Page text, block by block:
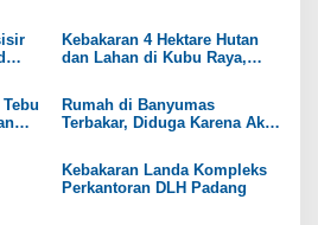
Kebakaran 4 Hektare Hutan
dan Lahan di Kubu Raya,
Rumah di Banyumas
Terbakar, Diduga Karena Aksi
Kebakaran Landa Kompleks
Perkantoran DLH Padang